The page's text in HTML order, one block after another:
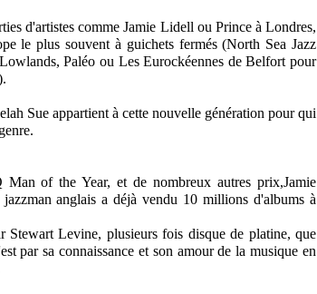
d'artistes comme Jamie Lidell ou Prince à Londres,
le plus souvent à guichets fermés (North Sea Jazz
Paléo ou Les Eurockéennes de Belfort pour
Sue appartient à cette nouvelle génération pour qui
of the Year, et de nombreux autres prix,Jamie
anglais a déjà vendu 10 millions d'albums à
Stewart Levine, plusieurs fois disque de platine, que
par sa connaissance et son amour de la musique en